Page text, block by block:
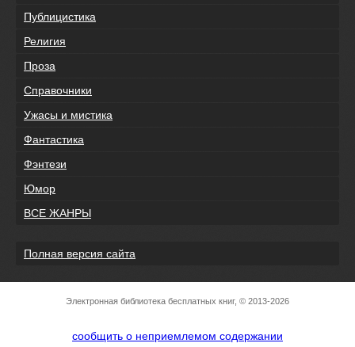
Публицистика
Религия
Проза
Справочники
Ужасы и мистика
Фантастика
Фэнтези
Юмор
ВСЕ ЖАНРЫ
Полная версия сайта
Электронная библиотека бесплатных книг, © 2013-2026
сообщить о неприемлемом содержании